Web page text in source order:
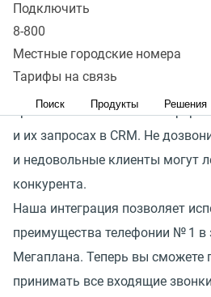
Подключить
8-800
Местные городские номера
Тарифы на связь
Поиск Продукты Решения
В современном бизнесе
менеджеров играет ключевую
бизнеса. Они должны
своевременно перезванивать
правильно записывать
и их запросах в CRM. Не
и недовольные клиенты могут
конкурента.
Наша интеграция позволяет
преимущества телефонии № 1
Мегаплана. Теперь вы сможете
принимать все входящие